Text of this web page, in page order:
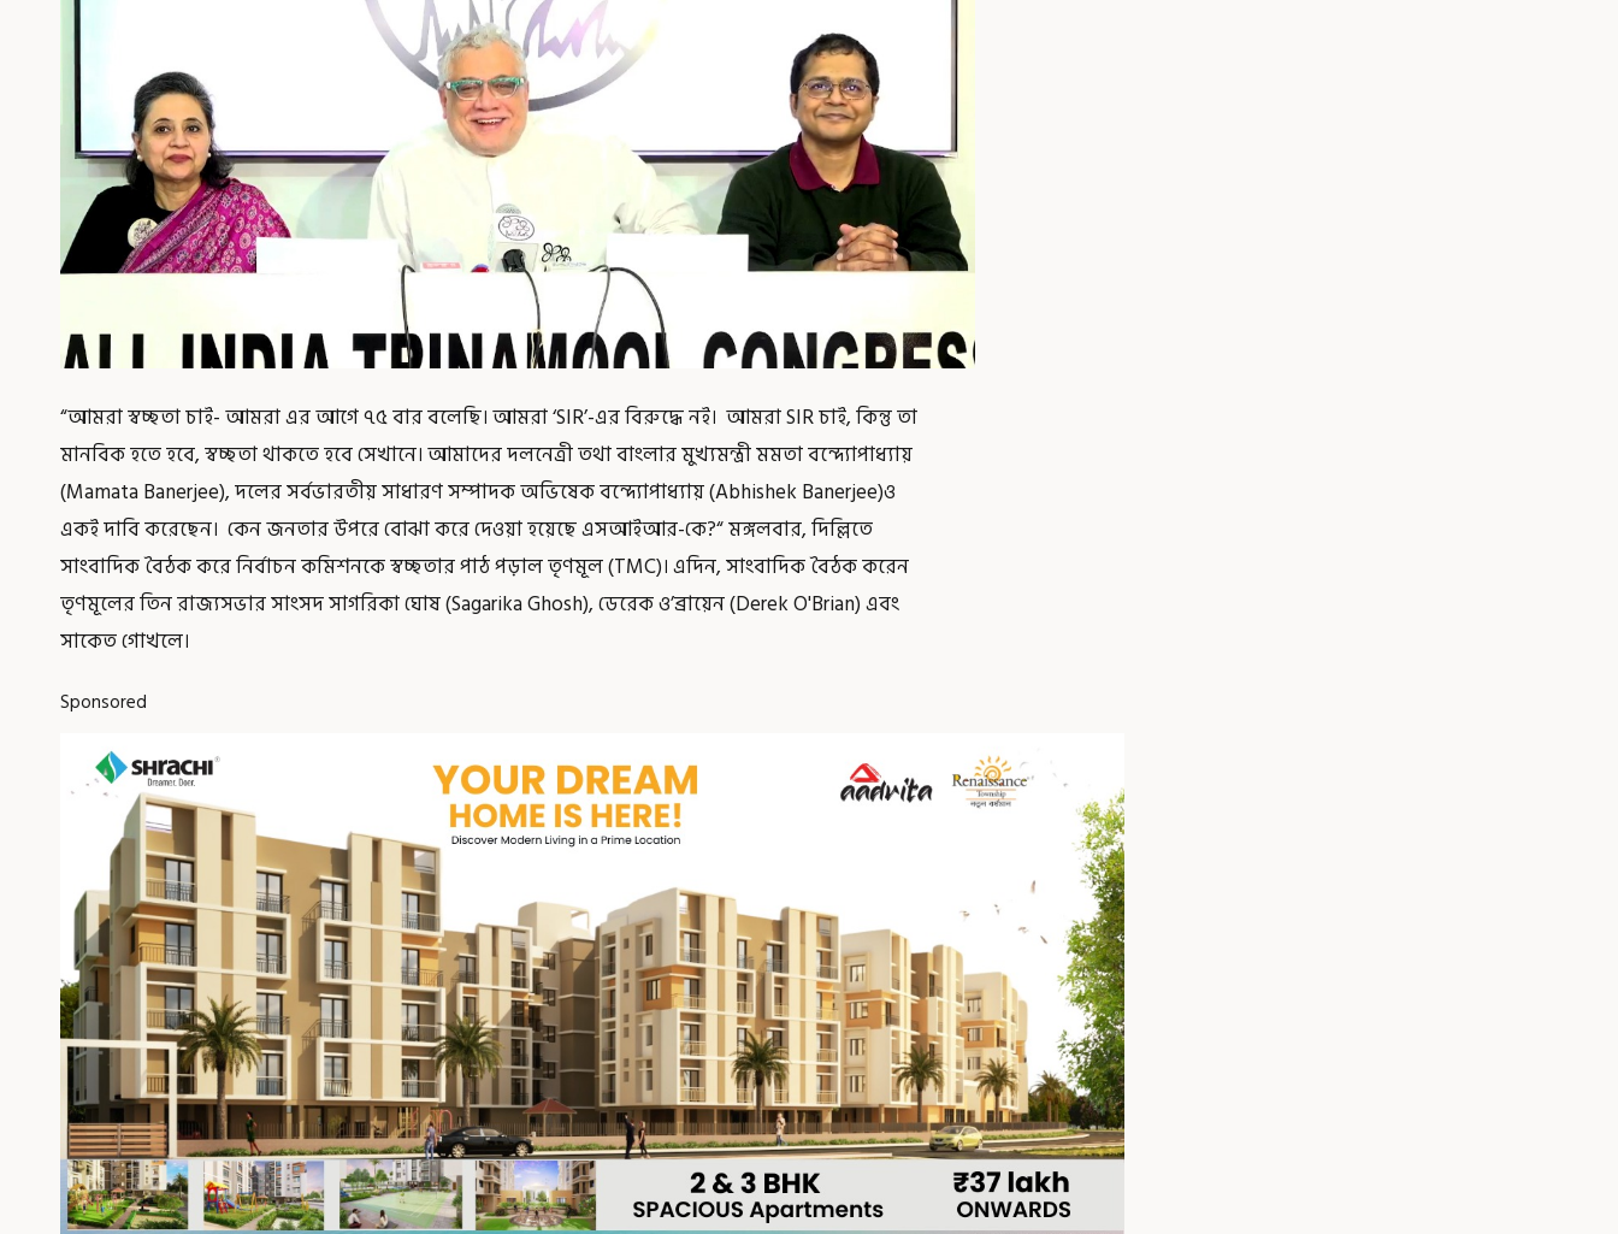
“আমরা স্বচ্ছতা চাই- আমরা এর আগে ৭৫ বার বলেছি। আমরা ‘SIR’-এর বিরুদ্ধে নই। আমরা SIR চাই, কিন্তু তা
মানবিক হতে হবে, স্বচ্ছতা থাকতে হবে সেখানে। আমাদের দলনেত্রী তথা বাংলার মুখ্যমন্ত্রী মমতা বন্দ্যোপাধ্যায়
(Mamata Banerjee), দলের সর্বভারতীয় সাধারণ সম্পাদক অভিষেক বন্দ্যোপাধ্যায় (Abhishek Banerjee)ও
একই দাবি করেছেন। কেন জনতার উপরে বোঝা করে দেওয়া হয়েছে এসআইআর-কে?“ মঙ্গলবার, দিল্লিতে
সাংবাদিক বৈঠক করে নির্বাচন কমিশনকে স্বচ্ছতার পাঠ পড়াল তৃণমূল (TMC)। এদিন, সাংবাদিক বৈঠক করেন
তৃণমূলের তিন রাজ্যসভার সাংসদ সাগরিকা ঘোষ (Sagarika Ghosh), ডেরেক ও’ব্রায়েন (Derek O'Brian) এবং
সাকেত গোখলে।
Sponsored